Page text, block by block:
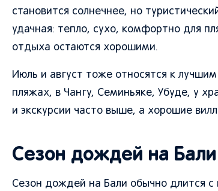
становится солнечнее, но
удачная: тепло, сухо, комфортно для
отдыха остаются хорошими.
Июль и август тоже относятся к
пляжах, в Чангу, Семиньяке, Убуде, у
и экскурсии часто выше, а хорошие
Сезон дождей на Бали
Сезон дождей на Бали обычно длится с